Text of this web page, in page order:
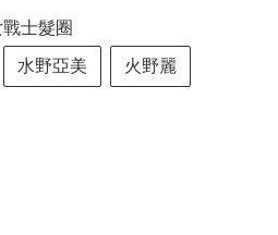
士髮圈
水野亞美 火野麗